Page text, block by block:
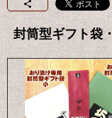
封筒型ギフト袋